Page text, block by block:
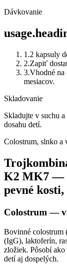
Dávkovanie
1 .2 kapsuly
2.Zapiť
3.Vhodné na
mesiacov.
Skladovanie
Skladujte v suchu
dosahu detí.
Colostrum, slnko a
K2 MK7 —
pevné
Colostrum —
Bovinné colostrum
(IgG), laktoferín,
zložiek. Pôsobí
detí aj dospelých.